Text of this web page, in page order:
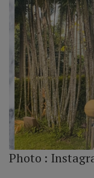
Photo :